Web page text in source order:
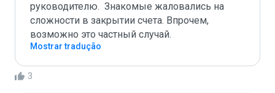
руководителю.  Знакомые жаловались на
сложности в закрытии счета. Впрочем,
возможно это частный случай.
Mostrar tradução
3